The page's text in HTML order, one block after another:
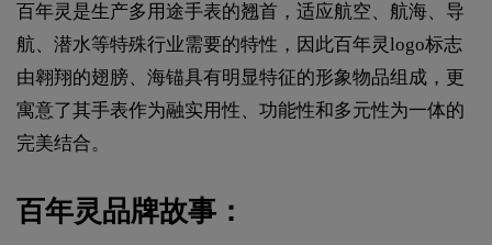
百年灵是生产多用途手表的翘首，适应航空、航海、导
航、潜水等特殊行业需要的特性，因此百年灵logo标志
由翱翔的翅膀、海锚具有明显特征的形象物品组成，更
寓意了其手表作为融实用性、功能性和多元性为一体的
完美结合。
百年灵品牌故事：